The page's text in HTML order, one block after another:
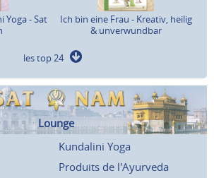
Yoga - Sat
Ich bin eine Frau - Kreativ, heilig
& unverwundbar
les top 24
Lounge
Kundalini Yoga
Produits de l'Ayurveda